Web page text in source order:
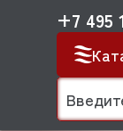
+7 495